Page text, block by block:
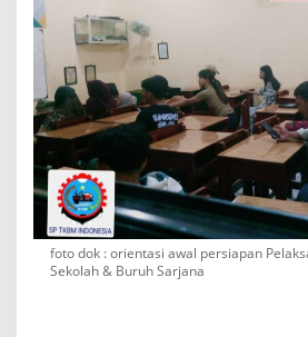
m
i
J
a
a
n
k
a
n
foto dok : orientasi awal persiapan
Sekolah & Buruh Sarjana